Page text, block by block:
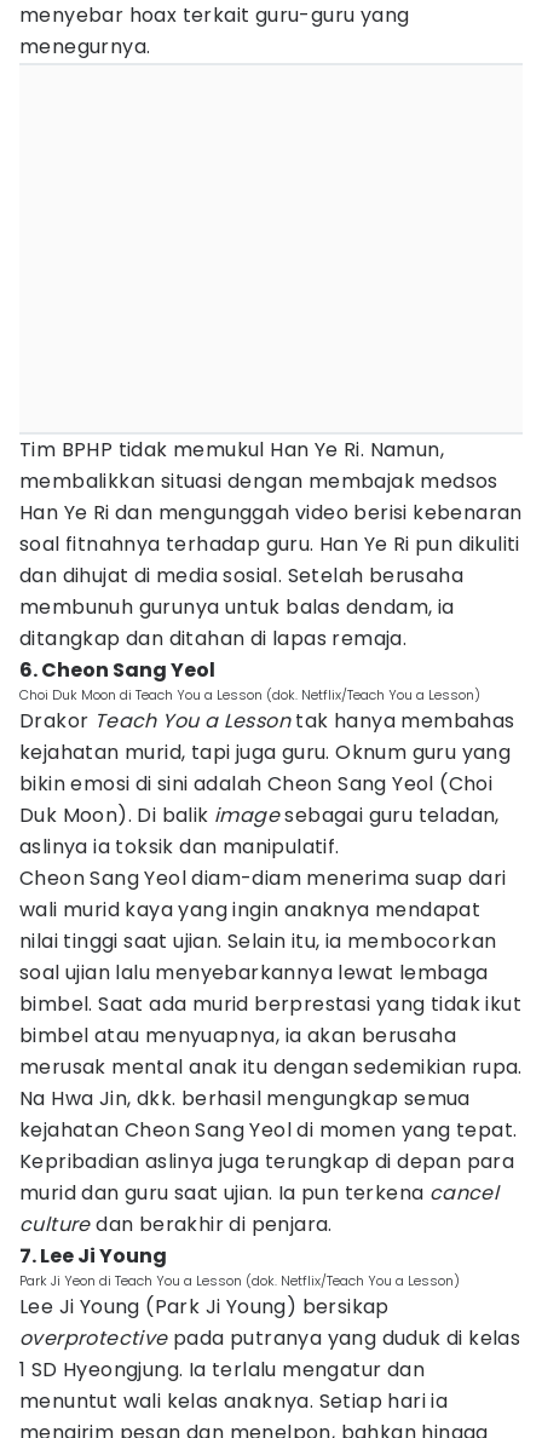
menyebar hoax terkait guru-guru yang
menegurnya.
Tim BPHP tidak memukul Han Ye Ri. Namun,
membalikkan situasi dengan membajak medsos
Han Ye Ri dan mengunggah video berisi kebenaran
soal fitnahnya terhadap guru. Han Ye Ri pun dikuliti
dan dihujat di media sosial. Setelah berusaha
membunuh gurunya untuk balas dendam, ia
ditangkap dan ditahan di lapas remaja.
6. Cheon Sang Yeol
Choi Duk Moon di Teach You a Lesson (dok. Netflix/Teach You a Lesson)
Drakor Teach You a Lessontak hanya membahas
kejahatan murid, tapi juga guru. Oknum guru yang
bikin emosi di sini adalah Cheon Sang Yeol (Choi
Duk Moon). Di balik imagesebagai guru teladan,
aslinya ia toksik dan manipulatif.
Cheon Sang Yeol diam-diam menerima suap dari
wali murid kaya yang ingin anaknya mendapat
nilai tinggi saat ujian. Selain itu, ia membocorkan
soal ujian lalu menyebarkannya lewat lembaga
bimbel. Saat ada murid berprestasi yang tidak ikut
bimbel atau menyuapnya, ia akan berusaha
merusak mental anak itu dengan sedemikian rupa.
Na Hwa Jin, dkk. berhasil mengungkap semua
kejahatan Cheon Sang Yeol di momen yang tepat.
Kepribadian aslinya juga terungkap di depan para
murid dan guru saat ujian. Ia pun terkena cancel
culturedan berakhir di penjara.
7. Lee Ji Young
Park Ji Yeon di Teach You a Lesson (dok. Netflix/Teach You a Lesson)
Lee Ji Young (Park Ji Young) bersikap
overprotective pada putranya yang duduk di kelas
1 SD Hyeongjung. Ia terlalu mengatur dan
menuntut wali kelas anaknya. Setiap hari ia